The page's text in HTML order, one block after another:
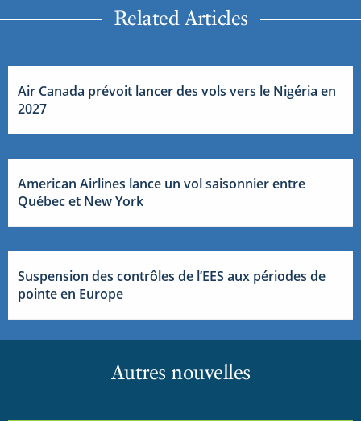
Related Articles
Air Canada prévoit lancer des vols vers le Nigéria en
2027
American Airlines lance un vol saisonnier entre
Québec et New York
Suspension des contrôles de l’EES aux périodes de
pointe en Europe
Autres nouvelles